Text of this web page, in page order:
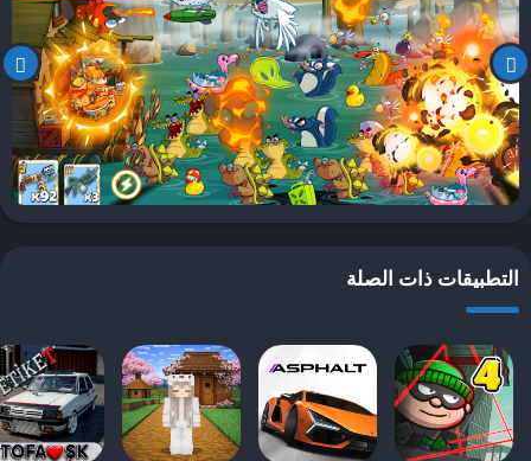
يظهرون بأشكال متنوعة. الأعداء في Swamp Attack 2 يتصفون بالذكاء
الاصطناعي، مما يعني أنهم يمكن أن يتفادوا هجمات اللاعب أو يهاجمون في
مجموعات. يجب على اللاعب التفاعل بحذر، واختيار الأسلحة المناسبة
للتصدي لهجمات الأعداء. تقدم اللعبة مجموعة من الأسلحة، ابتداءً من
الأسلحة التقليدية مثل البنادق والمسدسات، وصولاً إلى الأسلحة الأكثر
حداثة، مما يجعل أسلوب اللعب متنوعًا وجذابًا.
تتضمن الميكانيكا الأساسية أيضًا إمكانية جمع الموارد والمواد التي يمكن
فعالية لتحقيق النقاط العالية. يمكن للاعب تجربة تقنيات جديدة، مثل وضع
التفاعل مع البيئة عنصراً مهماً حيث يمكن للاعب الاستفادة من العقبات
الطبيعية لصالحه.
باختصار، Swamp Attack 2 تجمع بين أسلوب لعب جذاب وميكانيكا
التطبيقات ذات الصلة